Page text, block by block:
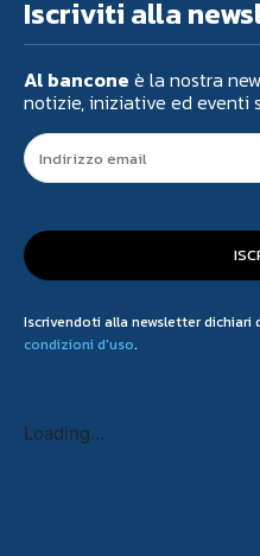
Iscriviti alla
Al bancone è la nostra
notizie, iniziative ed eventi
Iscrivendoti alla newsletter dichiari
condizioni d'uso.
Loading...